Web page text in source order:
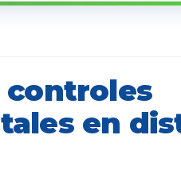
controles
en